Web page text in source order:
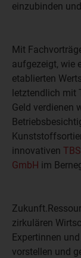
einzubinden
Mit
aufgezeigt, wie
etablierten
letztendlich mit
Geld verdienen
innovativen
GmbH im
zirkulären
Expertinnen
vorstellen und